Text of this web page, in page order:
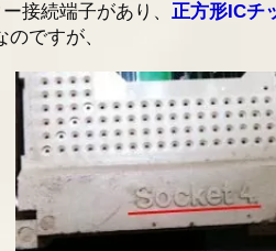
接続端子があり、正方形ICチ
ですが、